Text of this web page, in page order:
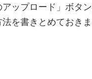
ップロード」ボタ
を書きとめておきま